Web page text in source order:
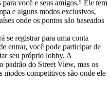
você e seus amigos.⁹ Ele tem
e alguns modos exclusivos,
onde os pontos são baseados
se registrar para uma conta
entrar, você pode participar de
seu próprio lobby. A
padrão do Street View, mas os
modos competitivos são onde ele